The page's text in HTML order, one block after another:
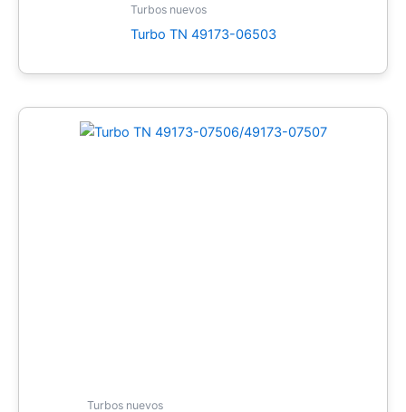
Turbos nuevos
Turbo TN 49173-06503
Turbos nuevos